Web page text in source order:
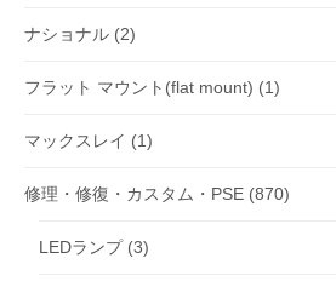
ナショナル (2)
フラット マウント(flat mount) (1)
マックスレイ (1)
修理・修復・カスタム・PSE (870)
LEDランプ(3)